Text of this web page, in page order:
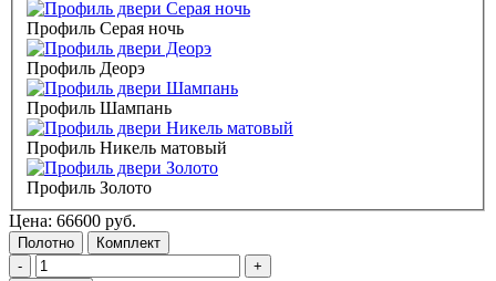
Профиль Серая ночь
Профиль Деорэ
Профиль Шампань
Профиль Никель матовый
Профиль Золото
Цена: 66600 руб.
Полотно
Комплект
-
+